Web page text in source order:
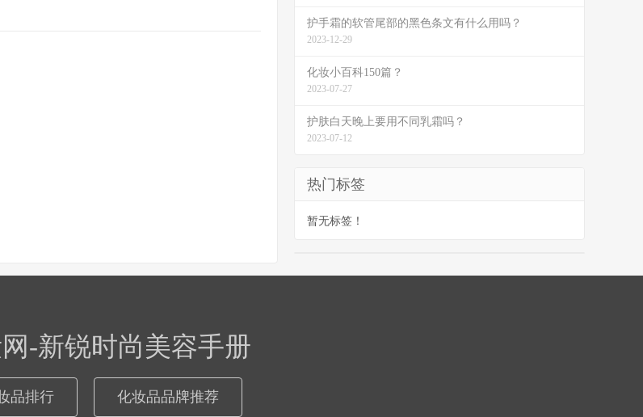
护手霜的软管尾部的黑色条文有什么用吗？
2023-12-29
化妆小百科150篇？
2023-07-27
护肤白天晚上要用不同乳霜吗？
2023-07-12
热门标签
暂无标签！
-新锐时尚美容手册
品排行 化妆品品牌推荐